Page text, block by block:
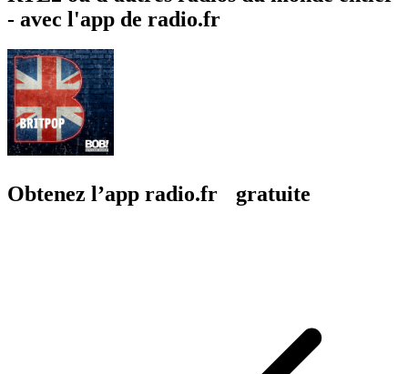
- avec l'app de radio.fr
Obtenez l’app radio.fr gratuite